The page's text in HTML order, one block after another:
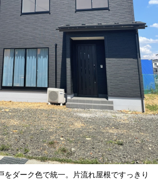
をダーク色で統一。片流れ屋根ですっきり